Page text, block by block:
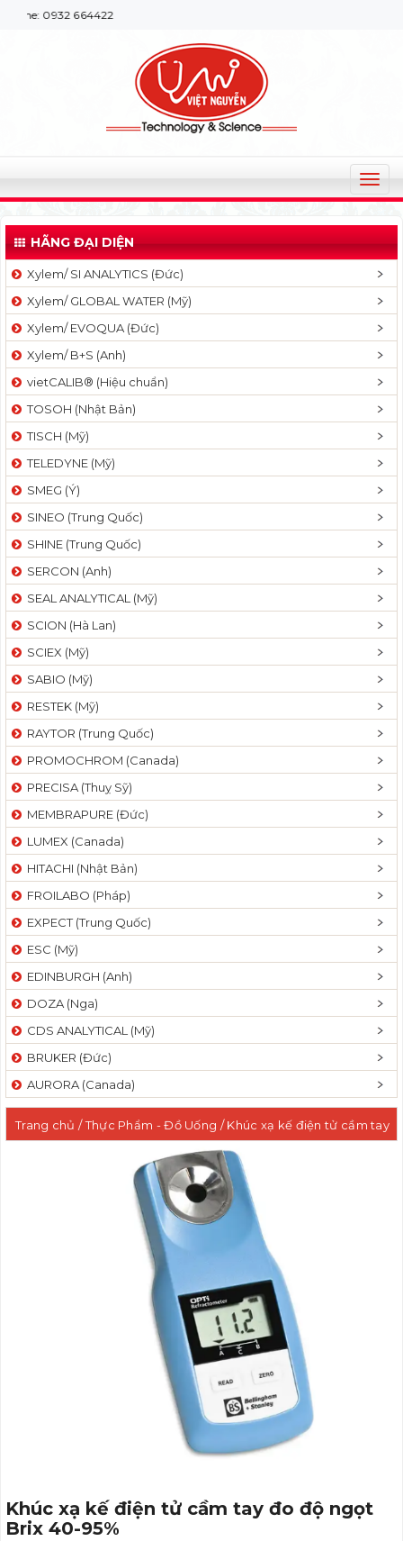
664422
T
o
g
l
v
a
t
n
HÃNG ĐẠI DIỆN
Xylem/ SI ANALYTICS (Đức)
Xylem/ GLOBAL WATER (Mỹ)
Xylem/ EVOQUA (Đức)
Xylem/ B+S (Anh)
vietCALIB® (Hiệu chuẩn)
TOSOH (Nhật Bản)
TISCH (Mỹ)
TELEDYNE (Mỹ)
SMEG (Ý)
SINEO (Trung Quốc)
SHINE (Trung Quốc)
SERCON (Anh)
SEAL ANALYTICAL (Mỹ)
SCION (Hà Lan)
SCIEX (Mỹ)
SABIO (Mỹ)
RESTEK (Mỹ)
RAYTOR (Trung Quốc)
PROMOCHROM (Canada)
PRECISA (Thuỵ Sỹ)
MEMBRAPURE (Đức)
LUMEX (Canada)
HITACHI (Nhật Bản)
FROILABO (Pháp)
EXPECT (Trung Quốc)
ESC (Mỹ)
EDINBURGH (Anh)
DOZA (Nga)
CDS ANALYTICAL (Mỹ)
BRUKER (Đức)
AURORA (Canada)
Trang chủ /Thực Phẩm - Đồ Uống / Khúc xạ kế điện tử cầm tay
đo độ ngọt Brix 40-95%
Khúc xạ kế điện tử cầm tay đo độ ngọt
Brix 40-95%